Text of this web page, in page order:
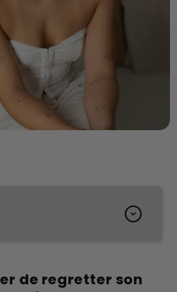
de regretter son